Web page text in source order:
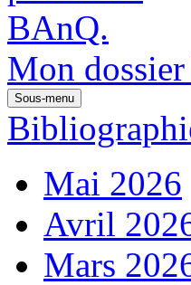
Mon dossier
Sous-menu
Mai 2026
Avril
Mars